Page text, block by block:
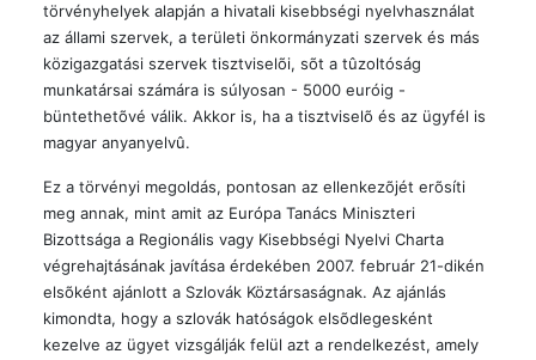
törvényhelyek alapján a hivatali kisebbségi nyelvhasználat
az állami szervek, a területi önkormányzati szervek és más
közigazgatási szervek tisztviselõi, sõt a tûzoltóság
munkatársai számára is súlyosan - 5000 euróig -
büntethetõvé válik. Akkor is, ha a tisztviselõ és az ügyfél is
magyar anyanyelvû.
Ez a törvényi megoldás, pontosan az ellenkezõjét erõsíti
meg annak, mint amit az Európa Tanács Miniszteri
Bizottsága a Regionális vagy Kisebbségi Nyelvi Charta
végrehajtásának javítása érdekében 2007. február 21-dikén
elsõként ajánlott a Szlovák Köztársaságnak. Az ajánlás
kimondta, hogy a szlovák hatóságok elsõdlegesként
kezelve az ügyet vizsgálják felül azt a rendelkezést, amely